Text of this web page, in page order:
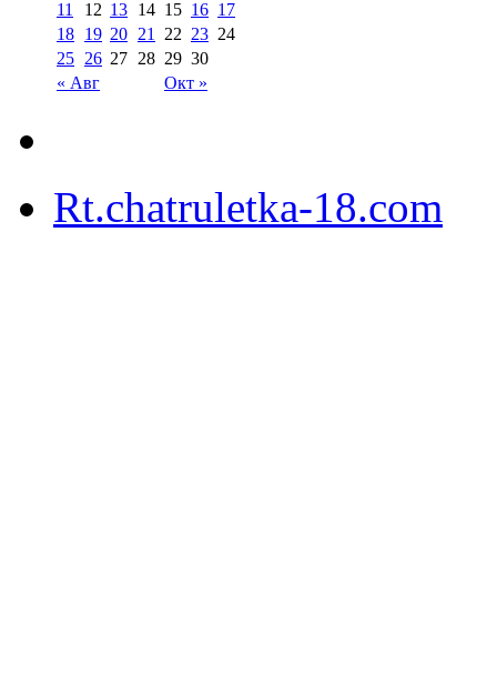
« Авг Окт »
11
12 13 14 15 16 17
18 19 20 21 22 23 24
25 26 27 28 29 30
Rt.chatruletka-18.com